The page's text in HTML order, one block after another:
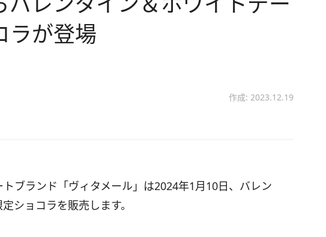
ラが登場
作成: 2023.12.19
ブランド「ヴィタメール」は2024年1月10日、バレン
ショコラを販売します。